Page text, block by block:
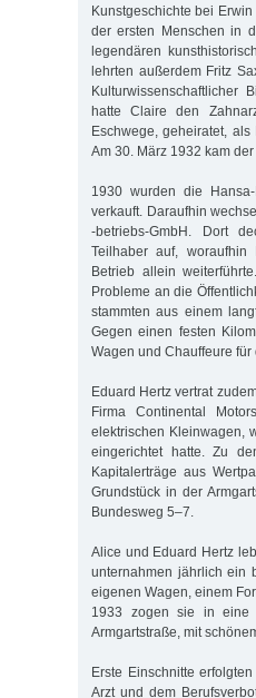
Kunstgeschichte bei
der ersten Menschen in
legendären
lehrten außerdem Fritz
Kulturwissenschaftlicher
hatte Claire den
Eschwege, geheiratet,
Am 30. März 1932 kam
1930 wurden die
verkauft. Daraufhin
-betriebs-GmbH. Dort
Teilhaber auf,
Betrieb allein
Probleme an die
stammten aus einem
Gegen einen festen
Wagen und Chauffeure
Eduard Hertz vertrat
Firma Continental
elektrischen Kleinwagen,
eingerichtet hatte. Zu
Kapitalerträge aus
Grundstück in der
Bundesweg 5–7.
Alice und Eduard Hertz
unternahmen jährlich ein
eigenen Wagen, einem
1933 zogen sie in eine
Armgartstraße, mit
Erste Einschnitte
Arzt und dem